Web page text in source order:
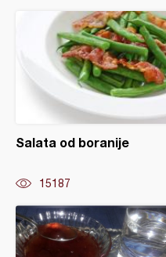
Salata od boranije
15187